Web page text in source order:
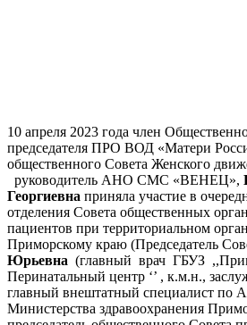
10 апреля 2023 года член
председателя ПРО ВОД «Матери
общественного Совета Женского
руководитель АНО СМС «ВЕНЕЦ»,
Георгиевна приняла участие в
отделения Совета общественных
пациентов при территориальном
Приморскому краю (Председатель
Юрьевна (главный врач ГБУЗ
Перинатальный центр ‘’ , к.м.н.,
главный внештатный специалист по
Министерства здравоохранения